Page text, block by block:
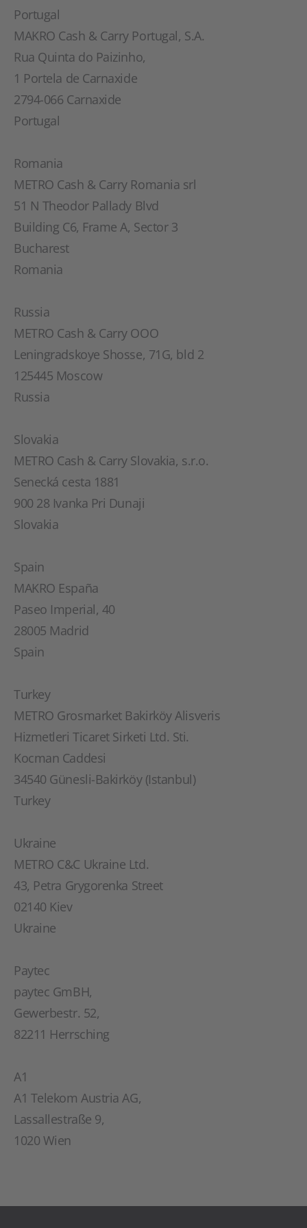
Portugal
MAKRO Cash & Carry Portugal, S.A.
Rua Quinta do Paizinho,
1 Portela de Carnaxide
2794-066 Carnaxide
Portugal
Romania
METRO Cash & Carry Romania srl
51 N Theodor Pallady Blvd
Building C6, Frame A, Sector 3
Bucharest
Romania
Russia
METRO Cash & Carry OOO
Leningradskoye Shosse, 71G, bld 2
125445 Moscow
Russia
Slovakia
METRO Cash & Carry Slovakia, s.r.o.
Senecká cesta 1881
900 28 Ivanka Pri Dunaji
Slovakia
Spain
MAKRO España
Paseo Imperial, 40
28005 Madrid
Spain
Turkey
METRO Grosmarket Bakirköy Alisveris
Hizmetleri Ticaret Sirketi Ltd. Sti.
Kocman Caddesi
34540 Günesli-Bakirköy (Istanbul)
Turkey
Ukraine
METRO C&C Ukraine Ltd.
43, Petra Grygorenka Street
02140 Kiev
Ukraine
Paytec
paytec GmBH,
Gewerbestr. 52,
82211 Herrsching
A1
A1 Telekom Austria AG,
Lassallestraße 9,
1020 Wien